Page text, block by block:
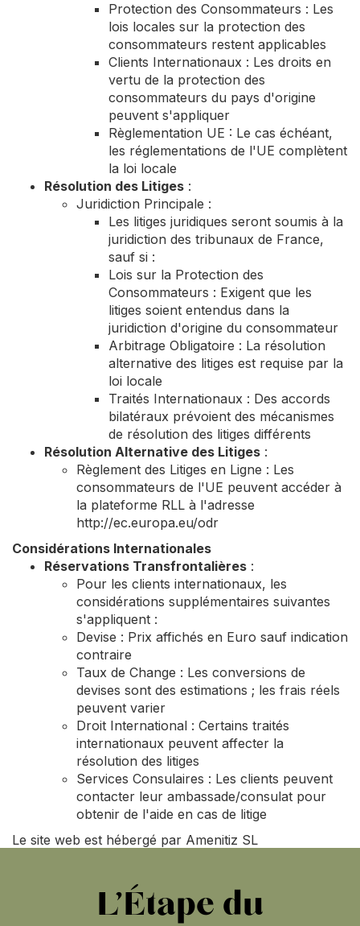
Protection des Consommateurs : Les
lois locales sur la protection des
consommateurs restent applicables
Clients Internationaux : Les droits en
vertu de la protection des
consommateurs du pays d'origine
peuvent s'appliquer
Règlementation UE : Le cas échéant,
les réglementations de l'UE complètent
la loi locale
Résolution des Litiges :
Juridiction Principale :
Les litiges juridiques seront soumis à la
juridiction des tribunaux de France,
sauf si :
Lois sur la Protection des
Consommateurs : Exigent que les
litiges soient entendus dans la
juridiction d'origine du consommateur
Arbitrage Obligatoire : La résolution
alternative des litiges est requise par la
loi locale
Traités Internationaux : Des accords
bilatéraux prévoient des mécanismes
de résolution des litiges différents
Résolution Alternative des Litiges :
Règlement des Litiges en Ligne : Les
consommateurs de l'UE peuvent accéder à
la plateforme RLL à l'adresse
http://ec.europa.eu/odr
Considérations Internationales
Réservations Transfrontalières :
Pour les clients internationaux, les
considérations supplémentaires suivantes
s'appliquent :
Devise : Prix affichés en Euro sauf indication
contraire
Taux de Change : Les conversions de
devises sont des estimations ; les frais réels
peuvent varier
Droit International : Certains traités
internationaux peuvent affecter la
résolution des litiges
Services Consulaires : Les clients peuvent
contacter leur ambassade/consulat pour
obtenir de l'aide en cas de litige
Le site web est hébergé par Amenitiz SL
L’Étape du